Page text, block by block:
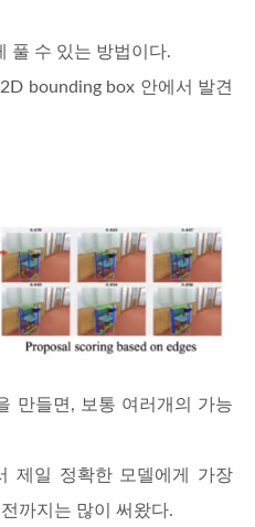
풀 수 있는 방법이다.
bounding box 안에서 발견
만들면, 보통 여러개의 가능
제일 정확한 모델에게 가장
까지는 많이 써왔다.